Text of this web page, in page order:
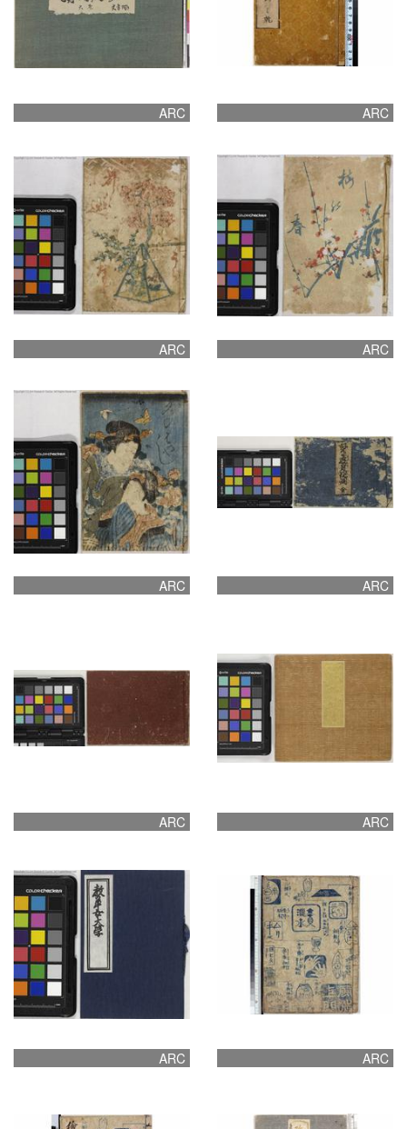
ARC ARC
ARC ARC
ARC ARC
ARC ARC
ARC ARC